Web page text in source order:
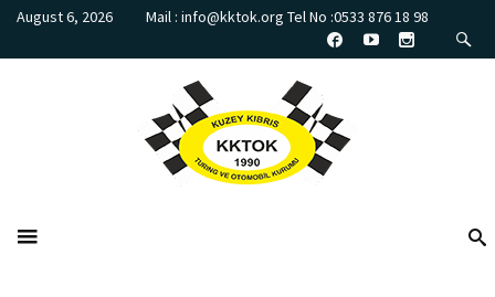
August 6, 2026 Mail : info@kktok.org Tel No :0533 876 18 98